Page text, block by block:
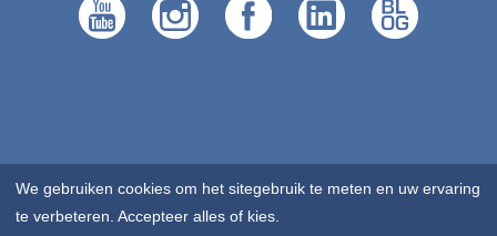
We gebruiken cookies om het sitegebruik te meten en uw ervaring
te verbeteren. Accepteer alles of kies.